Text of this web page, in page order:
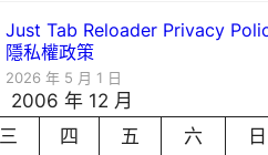
Just Tab Reloader Privacy
隱私權政策
2026 年 5 月 1 日
2006 年 12 月
三 四 五 六
日